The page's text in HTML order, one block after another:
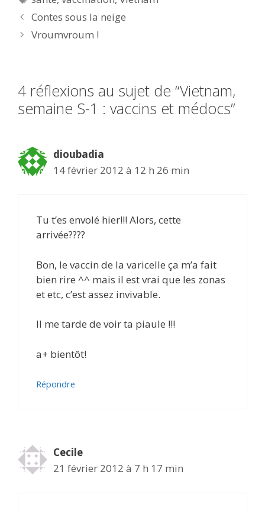
Contes sous la neige
Vroumvroum !
4 réflexions au sujet de “Vietnam,
semaine S-1 : vaccins et médocs”
dioubadia
14 février 2012 à 12 h 26 min
Tu t’es envolé hier!!! Alors, cette
arrivée????
Bon, le vaccin de la varicelle ça m’a fait
bien rire ^^ mais il est vrai que les zonas
et etc, c’est assez invivable.
Il me tarde de voir ta piaule !!!
a+ bientôt!
Répondre
Cecile
21 février 2012 à 7 h 17 min